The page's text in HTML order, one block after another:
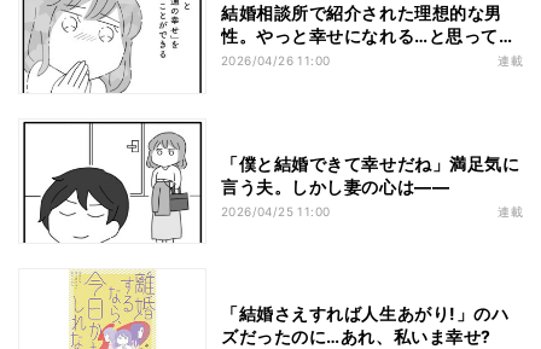
結婚相談所で紹介された理想的な男
性。やっと幸せになれる…と思ってい
たのに
2026/04/26 11:00 連載
「僕と結婚できて幸せだね」満足気に
言う夫。しかし妻の心は――
2026/04/25 11:00 連載
「結婚さえすれば人生あがり!」のハ
ズだったのに…あれ、私いま幸せ?